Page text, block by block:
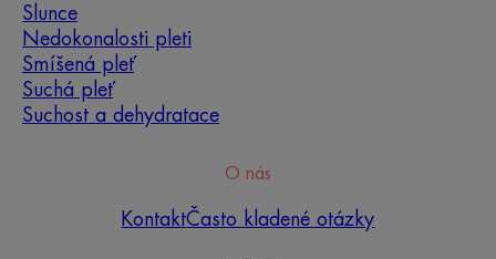
Slunce
Nedokonalosti pleti
Smíšená pleť
Suchá pleť
Suchost a dehydratace
O nás
KontaktČasto kladené otázky